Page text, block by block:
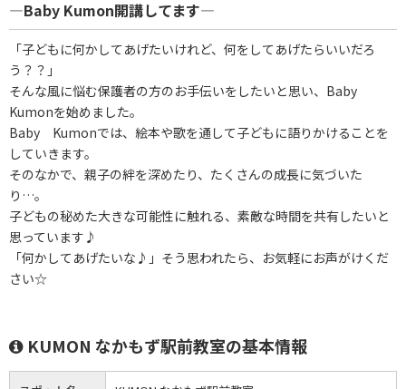
―Baby Kumon開講してます―
「子どもに何かしてあげたいけれど、何をしてあげたらいいだろ
う？？」
そんな風に悩む保護者の方のお手伝いをしたいと思い、Baby
Kumonを始めました。
Baby Kumonでは、絵本や歌を通して子どもに語りかけることを
していきます。
そのなかで、親子の絆を深めたり、たくさんの成長に気づいた
り…。
子どもの秘めた大きな可能性に触れる、素敵な時間を共有したいと
思っています♪
「何かしてあげたいな♪」そう思われたら、お気軽にお声がけくだ
さい☆
KUMON なかもず駅前教室の基本情報